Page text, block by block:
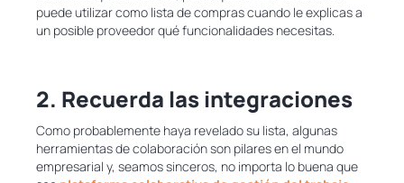
puede utilizar como lista de compras cuando le explicas a
un posible proveedor qué funcionalidades necesitas.
2. Recuerda las integraciones
Como probablemente haya revelado su lista, algunas
herramientas de colaboración son pilares en el mundo
empresarial y, seamos sinceros, no importa lo buena que